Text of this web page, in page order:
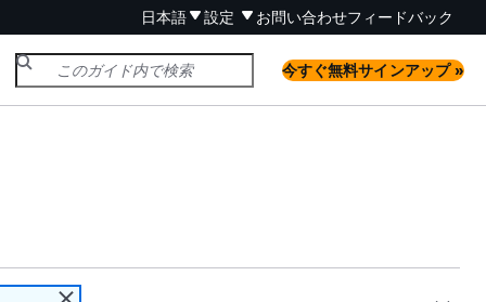
日本語 設定 お問い合わせフィードバック
今すぐ無料サインアップ »